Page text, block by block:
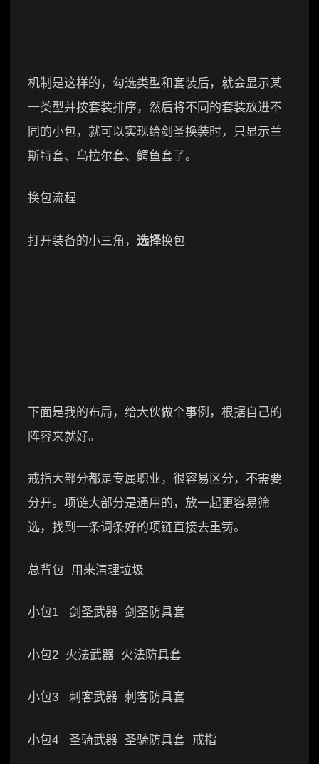
机制是这样的，勾选类型和套装后，就会显示某
一类型并按套装排序，然后将不同的套装放进不
同的小包，就可以实现给剑圣换装时，只显示兰
斯特套、乌拉尔套、鳄鱼套了。
换包流程
打开装备的小三角， 选择换包
下面是我的布局，给大伙做个事例，根据自己的
阵容来就好。
戒指大部分都是专属职业，很容易区分，不需要
分开。项链大部分是通用的，放一起更容易筛
选，找到一条词条好的项链直接去重铸。
总背包 用来清理垃圾
小包1 剑圣武器 剑圣防具套
小包2 火法武器 火法防具套
小包3 刺客武器 刺客防具套
小包4 圣骑武器 圣骑防具套 戒指